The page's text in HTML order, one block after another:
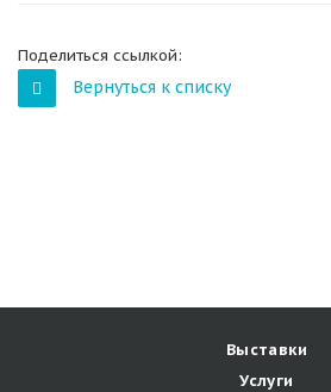
Поделиться ссылкой:
Вернуться к списку
Выставки
Услуги